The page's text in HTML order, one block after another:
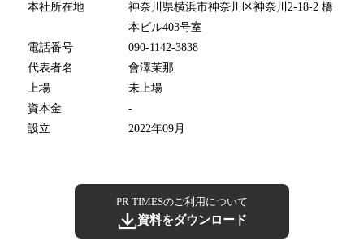
本社所在地
神奈川県横浜市神奈川区神奈川2-18-2 橋
本ビル403号室
電話番号
090-1142-3838
代表者名
會澤茉那
上場
未上場
資本金
-
設立
2022年09月
PR TIMESのご利用について
資料をダウンロード